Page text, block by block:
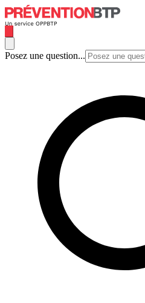
Posez une question...